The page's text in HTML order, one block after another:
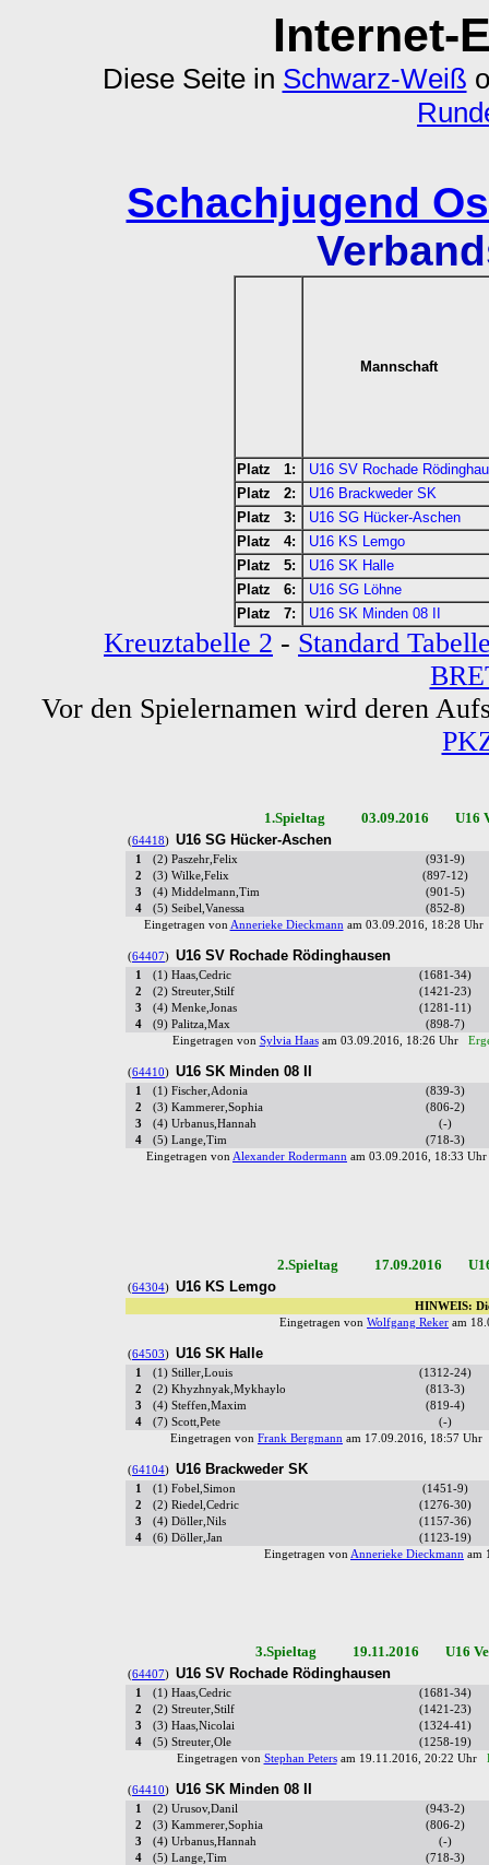
Internet-
Diese Seite in Schwarz-Weiß
Schachjugend
Mannschaft
Platz 1:
U16 SV Rochade
Platz 2:
U16 Brackweder SK
Platz 3:
U16 SG Hücker-Aschen
Platz 4:
U16 KS Lemgo
Platz 5:
U16 SK Halle
Platz 6:
U16 SG Löhne
Platz 7:
U16 SK Minden 08 II
Kreuztabelle 2 - Standard
Vor den Spielernamen wird deren
1.Spieltag 03.09.2016 U16
(64418) U16 SG Hücker-Aschen
1 (2) Paszehr,Felix
(931-9)
2
(3) Wilke,Felix
(897-12)
3
(4) Middelmann,Tim
(901-5)
4
(5) Seibel,Vanessa
(852-8)
Eingetragen von Annerieke Dieckmann am 03.09.2016, 18:28
(64407) U16 SV Rochade Rödinghausen
1 (1) Haas,Cedric
(1681-34)
2
(2) Streuter,Stilf
(1421-23)
3
(4) Menke,Jonas
(1281-11)
4
(9) Palitza,Max
(898-7)
Eingetragen von Sylvia Haasam 03.09.2016, 18:26 Uhr
(64410) U16 SK Minden 08 II
1 (1) Fischer,Adonia
(839-3)
2
(3) Kammerer,Sophia
(806-2)
3
(4) Urbanus,Hannah
(-)
4
(5) Lange,Tim
(718-3)
Eingetragen von Alexander Rodermann am 03.09.2016, 18:33
2.Spieltag 17.09.2016 U16
(64304) U16 KS Lemgo
HINWEIS:
Eingetragen von Wolfgang Reker am
(64503) U16 SK Halle
1 (1) Stiller,Louis
(1312-24)
2
(2) Khyzhnyak,Mykhaylo
(813-3)
3
(4) Steffen,Maxim
(819-4)
4
(7) Scott,Pete
(-)
Eingetragen von Frank Bergmann am 17.09.2016, 18:57
(64104) U16 Brackweder SK
1 (1) Fobel,Simon
(1451-9)
2
(2) Riedel,Cedric
(1276-30)
3
(4) Döller,Nils
(1157-36)
4
(6) Döller,Jan
(1123-19)
Eingetragen von Annerieke Dieckmann am
3.Spieltag 19.11.2016 U16
(64407) U16 SV Rochade Rödinghausen
1 (1) Haas,Cedric
(1681-34)
2
(2) Streuter,Stilf
(1421-23)
3
(3) Haas,Nicolai
(1324-41)
4
(5) Streuter,Ole
(1258-19)
Eingetragen von Stephan Petersam 19.11.2016, 20:22 Uhr
(64410) U16 SK Minden 08 II
1 (2) Urusov,Danil
(943-2)
2
(3) Kammerer,Sophia
(806-2)
3
(4) Urbanus,Hannah
(-)
4
(5) Lange,Tim
(718-3)